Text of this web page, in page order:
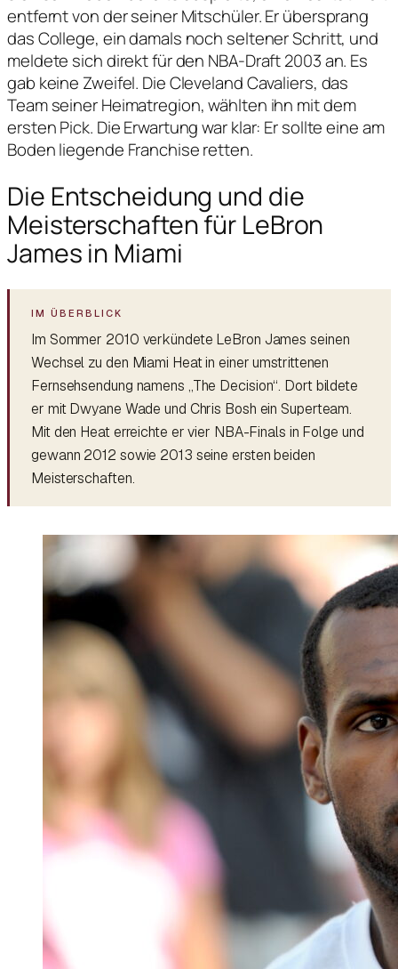
entfernt von der seiner Mitschüler. Er übersprang
das College, ein damals noch seltener Schritt, und
meldete sich direkt für den NBA-Draft 2003 an. Es
gab keine Zweifel. Die Cleveland Cavaliers, das
Team seiner Heimatregion, wählten ihn mit dem
ersten Pick. Die Erwartung war klar: Er sollte eine am
Boden liegende Franchise retten.
Die Entscheidung und die
Meisterschaften für LeBron
James in Miami
Im Sommer 2010 verkündete LeBron James seinen
Wechsel zu den Miami Heat in einer umstrittenen
Fernsehsendung namens „The Decision“. Dort bildete
er mit Dwyane Wade und Chris Bosh ein Superteam.
Mit den Heat erreichte er vier NBA-Finals in Folge und
gewann 2012 sowie 2013 seine ersten beiden
Meisterschaften.